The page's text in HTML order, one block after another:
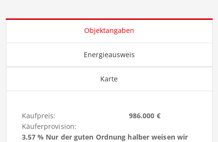
Objektangaben
Energieausweis
Karte
Kaufpreis:
986.000 €
Käuferprovision:
3.57 % Nur der guten Ordnung halber weisen wir